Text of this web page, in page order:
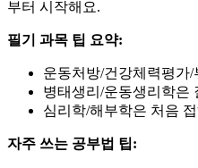
부터 시작해요.
필기 과목 팁 요약:
운동처방/건강체력평가
병태생리/운동생리학은
심리학/해부학은 처음
자주 쓰는 공부법 팁: